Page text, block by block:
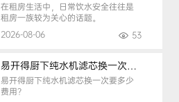
在租房生活中，日常饮水安全往往是
租房一族较为关心的话题。
2026-08-06
53
易开得厨下纯水机滤芯换一次要多少钱
易开得厨下纯水机滤芯换一次要多少
费用？